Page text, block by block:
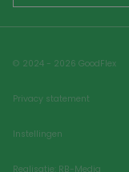
© 2024 - 2026 GoodFlex
Privacy statement
Instellingen
Realisatie: RB-Media